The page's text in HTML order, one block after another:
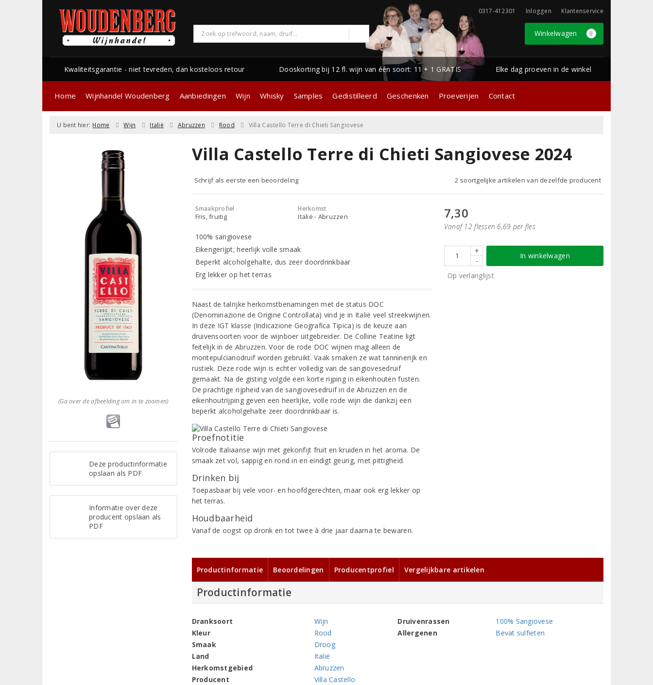
0317-412301 Inloggen Klantenservice
Winkelwagen 0
Kwaliteitsgarantie - niet tevreden, dan kosteloos retour Dooskorting bij 12 fl. wijn van één soort: 11 + 1 GRATIS Elke dag proeven in de winkel
Home Wijnhandel Woudenberg Aanbiedingen Wijn Whisky Samples Gedistilleerd Geschenken Proeverijen Contact
U bent hier: Home Wijn Italië Abruzzen Rood Villa Castello Terre di Chieti Sangiovese
(Ga over de afbeelding om in te zoomen)
Deze productinformatie
opslaan als PDF
Informatie over deze
producent opslaan als
PDF
Villa Castello Terre di Chieti Sangiovese 2024
Schrijf als eerste een beoordeling 2 soortgelijke artikelen van dezelfde producent
Smaakprofiel
Fris, fruitig
Herkomst
Italië - Abruzzen
100% sangiovese
Eikengerijpt; heerlijk volle smaak
Beperkt alcoholgehalte, dus zeer doordrinkbaar
Erg lekker op het terras
Naast de talrijke herkomstbenamingen met de status DOC
(Denominazione de Origine Controllata) vind je in Italië veel streekwijnen.
In deze IGT klasse (Indicazione Geografica Tipica) is de keuze aan
druivensoorten voor de wijnboer uitgebreider. De Colline Teatine ligt
feitelijk in de Abruzzen. Voor de rode DOC wijnen mag alleen de
montepulcianodruif worden gebruikt. Vaak smaken ze wat tanninerijk en
rustiek. Deze rode wijn is echter volledig van de sangiovesedruif
gemaakt. Na de gisting volgde een korte rijping in eikenhouten fusten.
De prachtige rijpheid van de sangiovesedruif in de Abruzzen en de
eikenhoutrijping geven een heerlijke, volle rode wijn die dankzij een
beperkt alcoholgehalte zeer doordrinkbaar is.
Proefnotitie
Volrode Italiaanse wijn met gekonfijt fruit en kruiden in het aroma. De
smaak zet vol, sappig en rond in en eindigt geurig, met pittigheid.
Drinken bij
Toepasbaar bij vele voor- en hoofdgerechten, maar ook erg lekker op
het terras.
Houdbaarheid
Vanaf de oogst op dronk en tot twee à drie jaar daarna te bewaren.
7,30
Vanaf 12 flessen 6,69 per fles
+
-
In winkelwagen
Op verlanglijst
Productinformatie Beoordelingen Producentprofiel Vergelijkbare artikelen
Productinformatie
Dranksoort
Wijn
Kleur
Rood
Smaak
Droog
Land
Italië
Herkomstgebied
Abruzzen
Producent
Villa Castello
Druivenrassen
100% Sangiovese
Allergenen
Bevat sulfieten